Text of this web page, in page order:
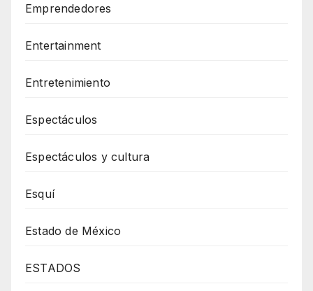
Emprendedores
Entertainment
Entretenimiento
Espectáculos
Espectáculos y cultura
Esquí
Estado de México
ESTADOS